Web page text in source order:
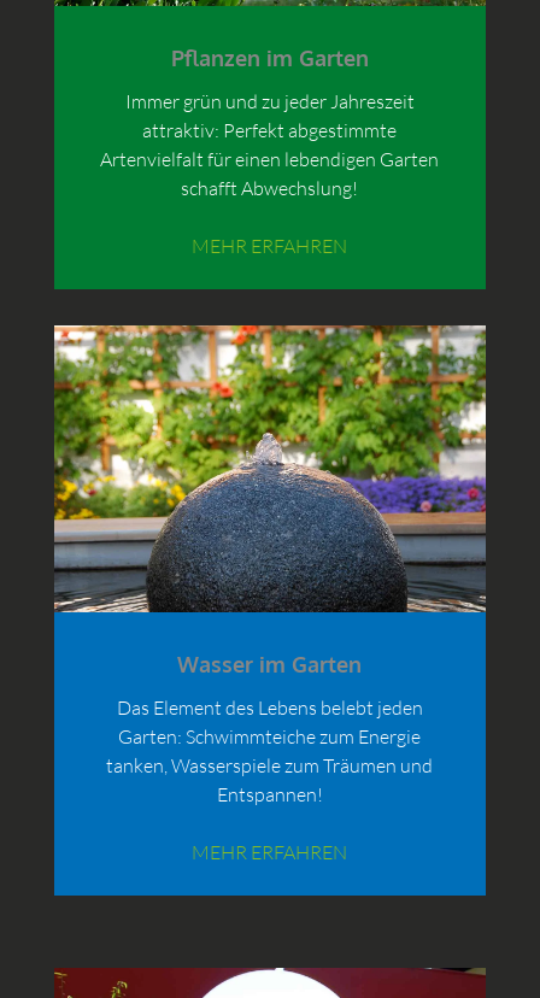
Pflanzen im Garten
Immer grün und zu jeder Jahreszeit
attraktiv: Perfekt abgestimmte
Artenvielfalt für einen lebendigen Garten
schafft Abwechslung!
MEHR ERFAHREN
Wasser im Garten
Das Element des Lebens belebt jeden
Garten: Schwimmteiche zum Energie
tanken, Wasserspiele zum Träumen und
Entspannen!
MEHR ERFAHREN